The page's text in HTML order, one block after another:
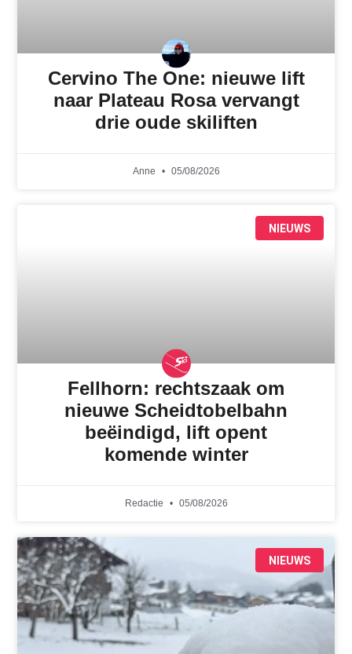
Cervino The One: nieuwe lift
naar Plateau Rosa vervangt
drie oude skiliften
Anne 05/08/2026
NIEUWS
Fellhorn: rechtszaak om
nieuwe Scheidtobelbahn
beëindigd, lift opent
komende winter
Redactie 05/08/2026
NIEUWS